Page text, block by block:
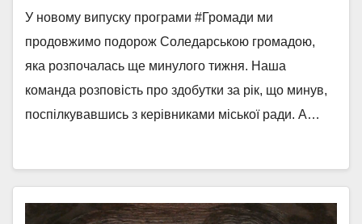
У новому випуску програми #Громади ми
продовжимо подорож Соледарською громадою,
яка розпочалась ще минулого тижня. Наша
команда розповість про здобутки за рік, що минув,
поспілкувавшись з керівниками міської ради. А…